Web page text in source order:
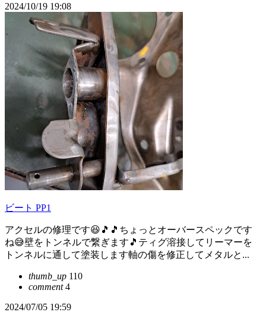
2024/10/19 19:08
ビート PP1
アクセルの修理です😆🎵🎵ちょっとオーバースペックです
ね😅壁をトンネルで繋ぎます🎵ティグ溶接してリーマーを
トンネルに通して塗装します軸の傷を修正してメタルと...
thumb_up 110
comment4
2024/07/05 19:59